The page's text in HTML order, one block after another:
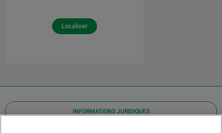
Localiser
INFORMATIONS JURIDIQUES